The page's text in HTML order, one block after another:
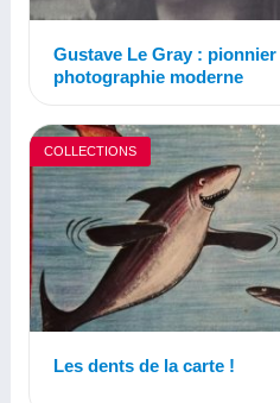
Gustave Le Gray : pionnier
photographie moderne
COLLECTIONS
Les dents de la carte !